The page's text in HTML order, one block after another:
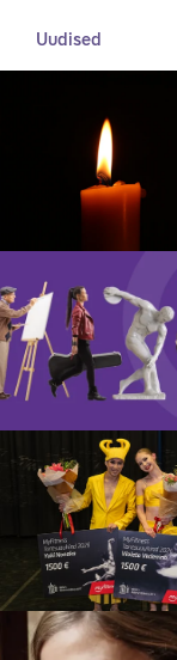
Uudised